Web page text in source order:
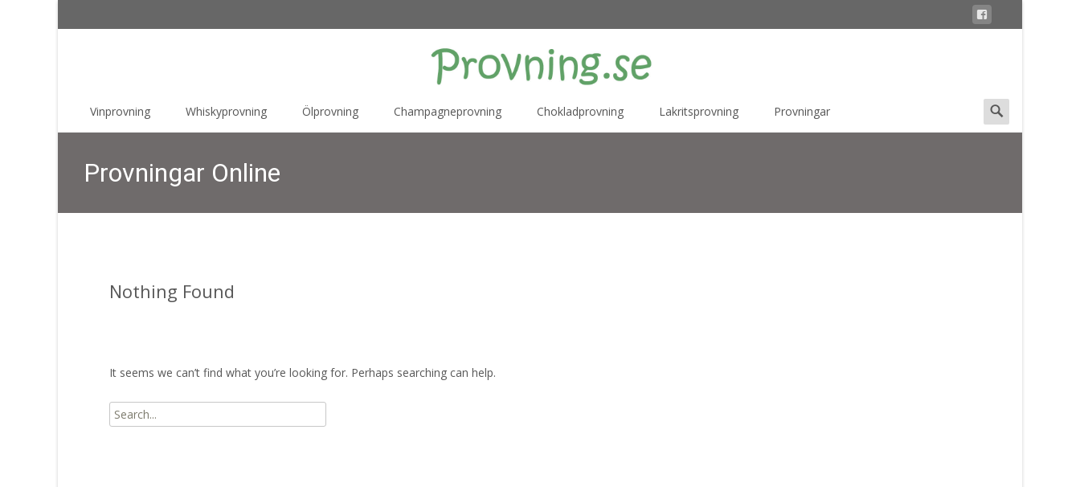
Vinprovning Whiskyprovning Ölprovning Champagneprovning Chokladprovning Lakritsprovning Provningar
Search
for:
Provningar Online
Nothing Found
It seems we can’t find what you’re looking for. Perhaps searching can help.
Search
for: